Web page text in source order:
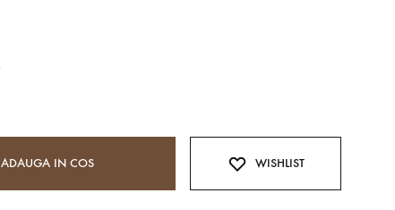
ADAUGA IN COS WISHLIST